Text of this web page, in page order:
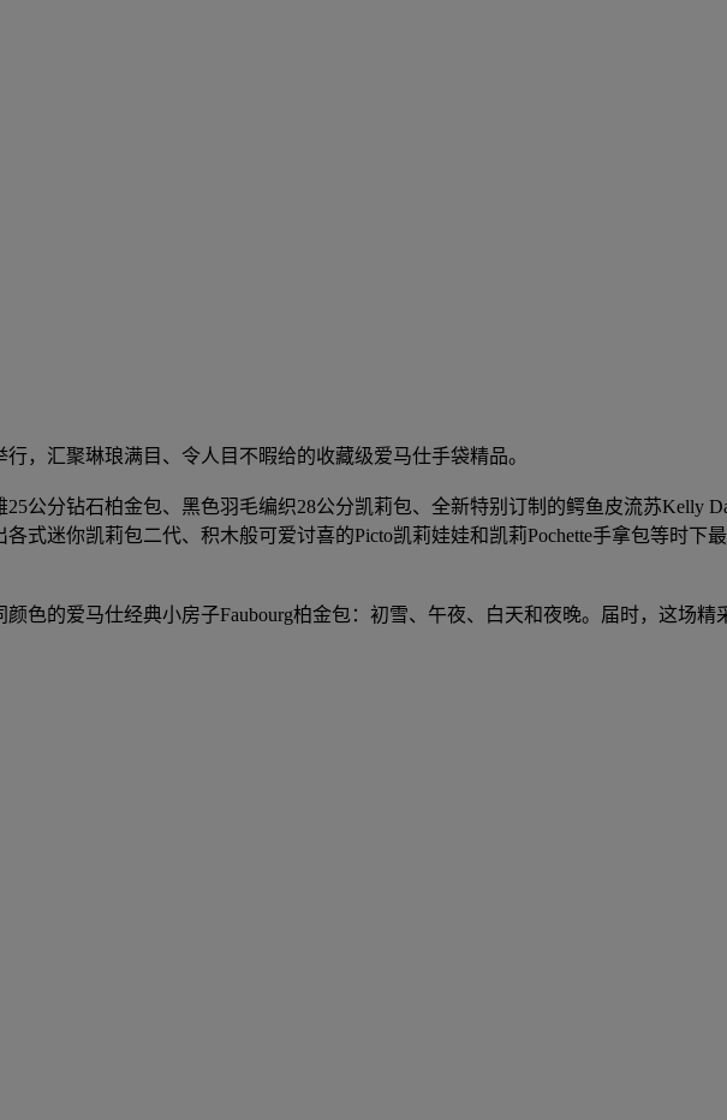
，汇聚琳琅满目、令人目不暇给的收藏级爱马仕手袋精品。
公分钻石柏金包、黑色羽毛编织28公分凯莉包、全新特别订制的鳄鱼皮流苏Kelly
式迷你凯莉包二代、积木般可爱讨喜的Picto凯莉娃娃和凯莉Pochette手拿包等时下
色的爱马仕经典小房子Faubourg柏金包：初雪、午夜、白天和夜晚。届时，这场